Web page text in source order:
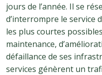
jours de l’année. Il se
d’interrompre le service
les plus courtes
maintenance,
défaillance de ses
services génèrent un